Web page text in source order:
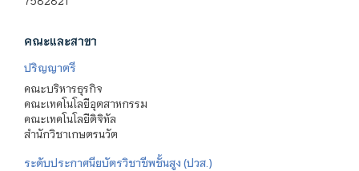
คณะและสาขา
ปริญญาตรี
คณะบริหารธุรกิจ
คณะเทคโนโลยีอุตสาหกรรม
คณะเทคโนโลยีดิจิทัล
สำนักวิชาเกษตรนวัต
ระดับประกาศนียบัตรวิชาชีพชั้นสูง (ปวส.)